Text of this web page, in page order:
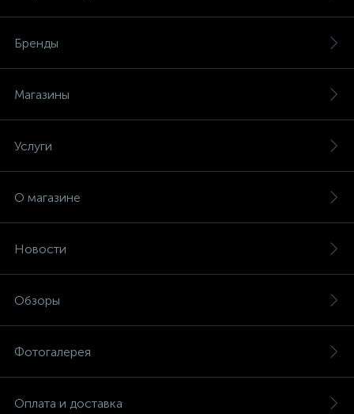
Бренды
Магазины
Услуги
О магазине
Новости
Обзоры
Фотогалерея
Оплата и доставка